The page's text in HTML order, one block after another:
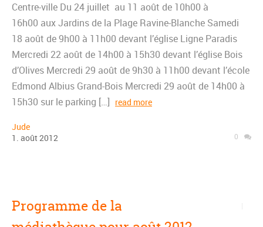
Centre-ville Du 24 juillet au 11 août de 10h00 à
16h00 aux Jardins de la Plage Ravine-Blanche Samedi
18 août de 9h00 à 11h00 devant l’église Ligne Paradis
Mercredi 22 août de 14h00 à 15h30 devant l’église Bois
d’Olives Mercredi 29 août de 9h30 à 11h00 devant l’école
Edmond Albius Grand-Bois Mercredi 29 août de 14h00 à
15h30 sur le parking […] read more
Jude
1 . août2012 0
Programme de la